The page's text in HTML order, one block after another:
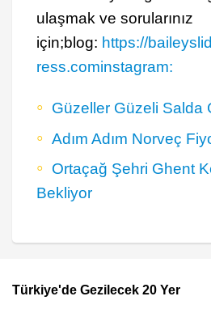
ulaşmak ve sorularınız
için;blog: https://
ress.cominstagram:
Güzeller Güzeli Salda
Adım Adım Norveç
Ortaçağ Şehri Ghent
Bekliyor
Türkiye'de Gezilecek 20 Yer